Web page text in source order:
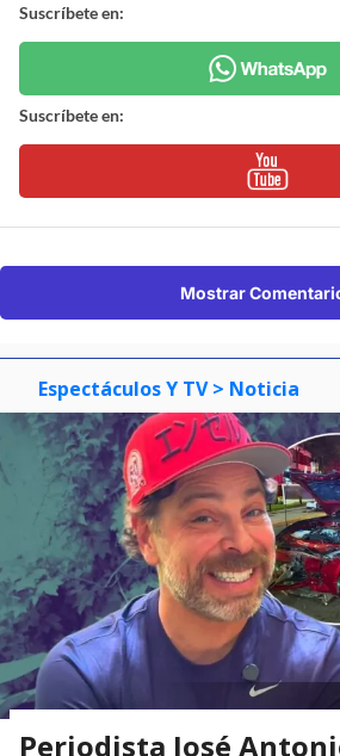
Suscríbete en:
Suscríbete en:
Mostrar
Espectáculos Y TV > Noticia
Periodista José